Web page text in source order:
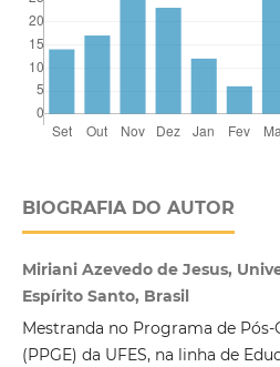
BIOGRAFIA DO AUTOR
Miriani Azevedo de Jesus,
Espírito Santo, Brasil
Mestranda no Programa de
(PPGE) da UFES, na linha de